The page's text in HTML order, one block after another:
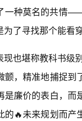
一种莫名的共情
了寻找那个能看
也堪称教科书级
颤，精准地捕捉
是廉价的表白，
的🔥未来规划而